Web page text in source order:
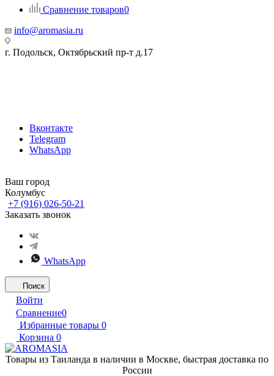
Сравнение товаров0
info@aromasia.ru
г. Подольск, Октябрьский пр-т д.17
Вконтакте
Telegram
WhatsApp
Ваш город
Колумбус
+7 (916) 026-50-21
Заказать звонок
WhatsApp
Поиск
Войти
Сравнение0
Избранные товары 0
Корзина 0
Товары из Таиланда в наличии в Москве, быстрая доставка по
России